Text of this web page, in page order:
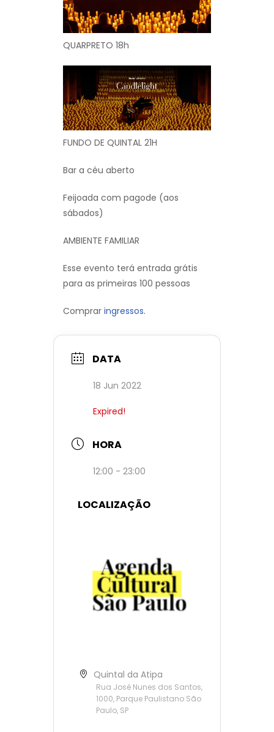
QUARPRETO 18h
FUNDO DE QUINTAL 21H
Bar a céu aberto
Feijoada com pagode (aos
sábados)
AMBIENTE FAMILIAR
Esse evento terá entrada grátis
para as primeiras 100 pessoas
Comprar ingressos.
DATA
18 Jun 2022
Expired!
HORA
12:00 - 23:00
LOCALIZAÇÃO
Quintal da Atipa
Rua José Nunes dos Santos,
1000, Parque Paulistano São
Paulo, SP